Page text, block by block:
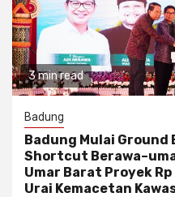
3 min read
Badung
Badung Mulai Ground
Shortcut
Umar Barat Proyek
Urai Kemacetan